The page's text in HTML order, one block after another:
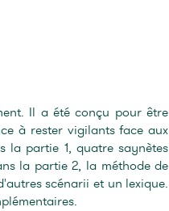
Il a été conçu pour être
à rester vigilants face aux
la partie 1, quatre saynètes
la partie 2, la méthode de
scénarii et un lexique.